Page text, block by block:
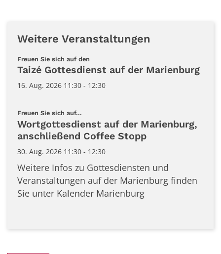
Weitere Veranstaltungen
Freuen Sie sich auf den
Taizé Gottesdienst auf der Marienburg
16. Aug. 2026 11:30 - 12:30
Freuen Sie sich auf...
Wortgottesdienst auf der Marienburg,
anschließend Coffee Stopp
30. Aug. 2026 11:30 - 12:30
Weitere Infos zu Gottesdiensten und
Veranstaltungen auf der Marienburg finden
Sie unter Kalender Marienburg